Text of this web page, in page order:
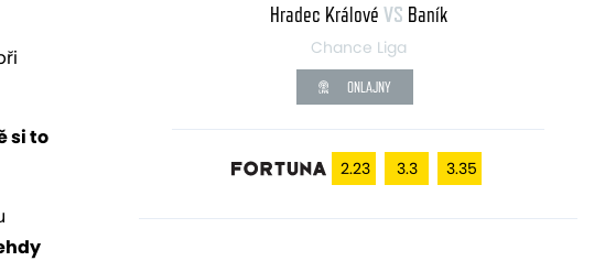
si to
Hradec Králové VS Baník
Chance Liga
ONLAJNY
2.23 3.3 3.35